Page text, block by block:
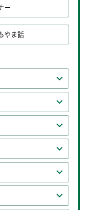
ー
やま話